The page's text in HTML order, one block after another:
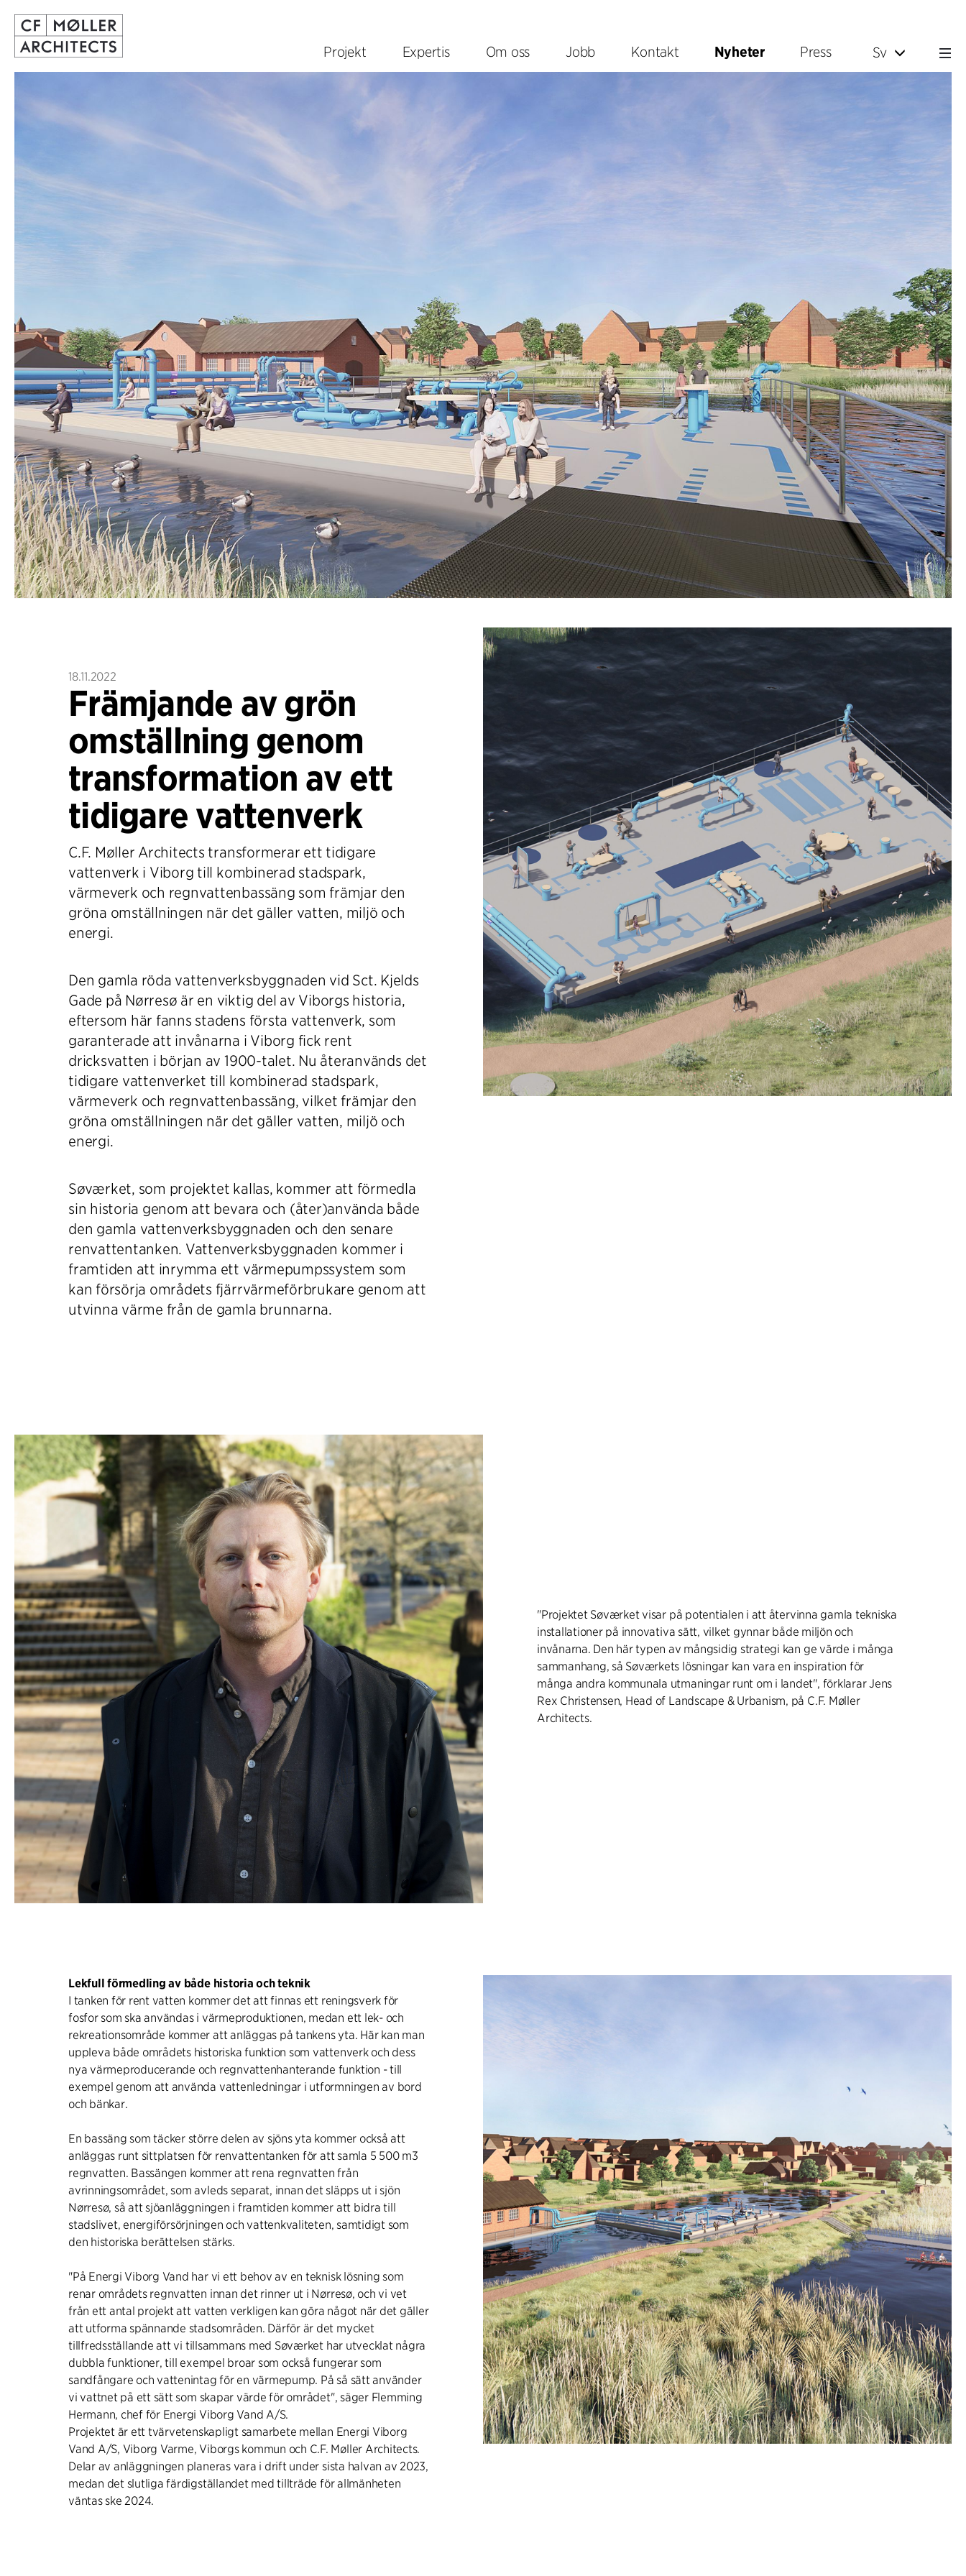
Projekt Expertis Om oss Jobb Kontakt Nyheter Press Sv
18.11.2022
Främjande av grön
omställning genom
transformation av ett
tidigare vattenverk
C.F. Møller Architects transformerar ett tidigare
vattenverk i Viborg till kombinerad stadspark,
värmeverk och regnvattenbassäng som främjar den
gröna omställningen när det gäller vatten, miljö och
energi.
Den gamla röda vattenverksbyggnaden vid Sct. Kjelds
Gade på Nørresø är en viktig del av Viborgs historia,
eftersom här fanns stadens första vattenverk, som
garanterade att invånarna i Viborg fick rent
dricksvatten i början av 1900-talet. Nu återanvänds det
tidigare vattenverket till kombinerad stadspark,
värmeverk och regnvattenbassäng, vilket främjar den
gröna omställningen när det gäller vatten, miljö och
energi.
Søværket, som projektet kallas, kommer att förmedla
sin historia genom att bevara och (åter)använda både
den gamla vattenverksbyggnaden och den senare
renvattentanken. Vattenverksbyggnaden kommer i
framtiden att inrymma ett värmepumpssystem som
kan försörja områdets fjärrvärmeförbrukare genom att
utvinna värme från de gamla brunnarna.
"Projektet Søværket visar på potentialen i att återvinna gamla tekniska
installationer på innovativa sätt, vilket gynnar både miljön och
invånarna. Den här typen av mångsidig strategi kan ge värde i många
sammanhang, så Søværkets lösningar kan vara en inspiration för
många andra kommunala utmaningar runt om i landet", förklarar Jens
Rex Christensen, Head of Landscape & Urbanism, på C.F. Møller
Architects.
Lekfull förmedling av både historia och teknik
I tanken för rent vatten kommer det att finnas ett reningsverk för
fosfor som ska användas i värmeproduktionen, medan ett lek- och
rekreationsområde kommer att anläggas på tankens yta. Här kan man
uppleva både områdets historiska funktion som vattenverk och dess
nya värmeproducerande och regnvattenhanterande funktion - till
exempel genom att använda vattenledningar i utformningen av bord
och bänkar.
En bassäng som täcker större delen av sjöns yta kommer också att
anläggas runt sittplatsen för renvattentanken för att samla 5 500 m3
regnvatten. Bassängen kommer att rena regnvatten från
avrinningsområdet, som avleds separat, innan det släpps ut i sjön
Nørresø, så att sjöanläggningen i framtiden kommer att bidra till
stadslivet, energiförsörjningen och vattenkvaliteten, samtidigt som
den historiska berättelsen stärks.
"På Energi Viborg Vand har vi ett behov av en teknisk lösning som
renar områdets regnvatten innan det rinner ut i Nørresø, och vi vet
från ett antal projekt att vatten verkligen kan göra något när det gäller
att utforma spännande stadsområden. Därför är det mycket
tillfredsställande att vi tillsammans med Søværket har utvecklat några
dubbla funktioner, till exempel broar som också fungerar som
sandfångare och vattenintag för en värmepump. På så sätt använder
vi vattnet på ett sätt som skapar värde för området", säger Flemming
Hermann, chef för Energi Viborg Vand A/S.
Projektet är ett tvärvetenskapligt samarbete mellan Energi Viborg
Vand A/S, Viborg Varme, Viborgs kommun och C.F. Møller Architects.
Delar av anläggningen planeras vara i drift under sista halvan av 2023,
medan det slutliga färdigställandet med tillträde för allmänheten
väntas ske 2024.